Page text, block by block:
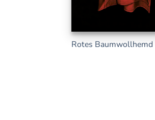
Rotes Baumwollhemd